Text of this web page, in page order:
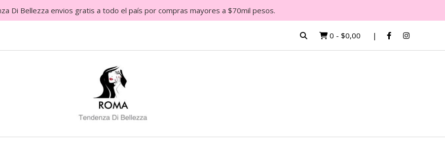
Di Bellezza envios gratis a todo el país por compras mayores a $70mil pesos.
0 - $0,00